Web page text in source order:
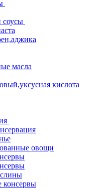
соусы
масла
кислота
овощи
консервы